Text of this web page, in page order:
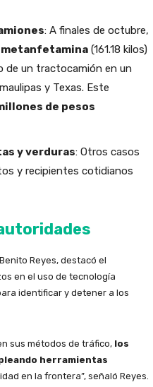
: A finales de octubre,
metanfetamina (161.18 kilos)
de un tractocamión en un
y Texas. Este
de pesos
y verduras: Otros casos
y recipientes cotidianos
Reyes, destacó el
en el uso de tecnología
identificar y detener a los
sus métodos de tráfico, los
herramientas
en la frontera”, señaló Reyes.